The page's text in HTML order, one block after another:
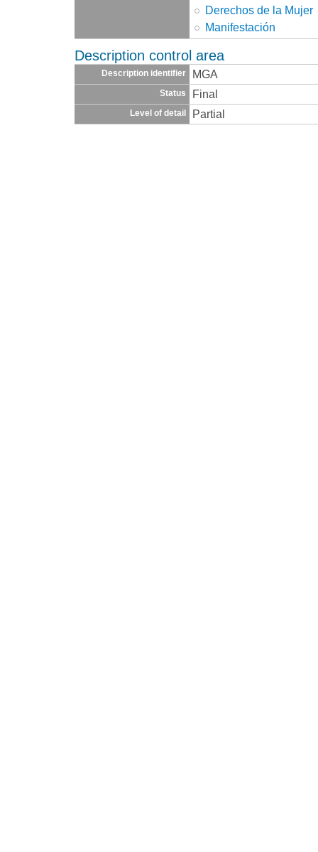
Derechos de la Mujer
Manifestación
Description control area
Description identifier MGA
Status Final
Level of detail Partial